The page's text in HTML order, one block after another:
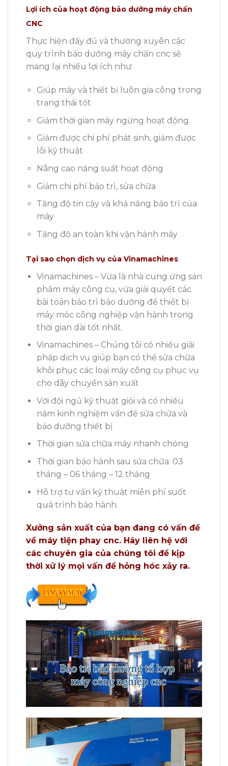
Lợi ích của hoạt động bảo dưỡng máy chấn
CNC
Thực hiện đầy đủ và thường xuyên các
quy trình bảo dưỡng máy chấn cnc sẽ
mang lại nhiều lợi ích như:
Giúp máy và thiết bị luôn gia công trong
trạng thái tốt
Giảm thời gian máy ngừng hoạt động.
Giảm được chi phí phát sinh, giảm được
lỗi kỹ thuật
Nâng cao năng suất hoạt động
Giảm chi phí bảo trì, sửa chữa
Tăng độ tin cậy và khả năng bảo trì của
máy
Tăng độ an toàn khi vận hành máy
Tại sao chọn dịch vụ của Vinamachines
Vinamachines – Vừa là nhà cung ứng sản
phẩm máy công cụ, vừa giải quyết các
bài toán bảo trì bảo dưỡng để thiết bị
máy móc công nghiệp vận hành trong
thời gian dài tốt nhất.
Vinamachines – Chúng tôi có nhiều giải
pháp dịch vụ giúp bạn có thể sửa chữa
khôi phục các loại máy công cụ phục vụ
cho dây chuyền sản xuất
Với đội ngủ kỹ thuật giỏi và có nhiều
năm kinh nghiệm vấn đề sửa chữa và
bảo dưỡng thiết bị
Thời gian sửa chữa máy nhanh chóng
Thời gian bảo hành sau sửa chữa: 03
tháng – 06 tháng – 12 tháng
Hỗ trợ tư vấn kỹ thuật miễn phí suốt
quá trình bảo hành.
Xưởng sản xuất của bạn đang có vấn đề
về máy tiện phay cnc. Hãy liên hệ với
các chuyên gia của chúng tôi để kịp
thời xử lý mọi vấn đề hỏng hóc xảy ra.